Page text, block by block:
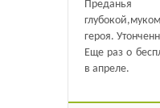
героя.
Еще раз о
в апреле.